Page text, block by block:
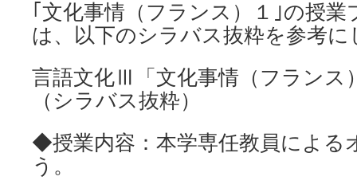
｢文化事情（フランス）１｣の授
は、以下のシラバス抜粋を参考
言語文化Ⅲ「文化事情（フランス
（シラバス抜粋）
◆授業内容：本学専任教員による
う。